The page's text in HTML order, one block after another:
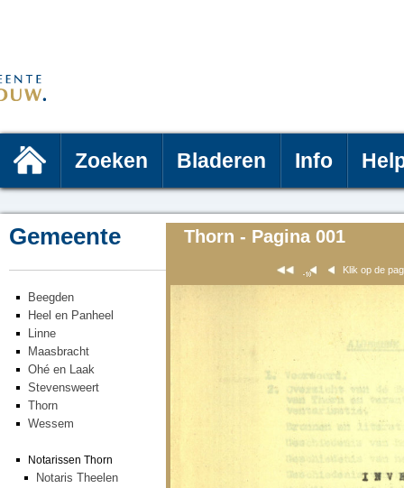
Zoeken Bladeren Info
Gemeente
Beegden
Heel en Panheel
Linne
Maasbracht
Ohé en Laak
Stevensweert
Thorn
Wessem
Notarissen Thorn
Notaris Theelen
Thorn - Pagina 001
Klik op de